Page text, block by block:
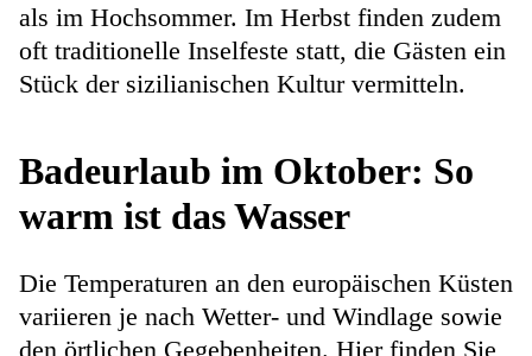
als im Hochsommer. Im Herbst finden zudem
oft traditionelle Inselfeste statt, die Gästen ein
Stück der sizilianischen Kultur vermitteln.
Badeurlaub im Oktober: So
warm ist das Wasser
Die Temperaturen an den europäischen Küsten
variieren je nach Wetter- und Windlage sowie
den örtlichen Gegebenheiten. Hier finden Sie